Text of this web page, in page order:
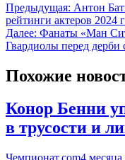
Предыдущая: Антон
рейтинги актеров 2024
Далее: Фанаты «Ман
Гвардиолы перед
Похожие
Конор Бенни
в трусости и